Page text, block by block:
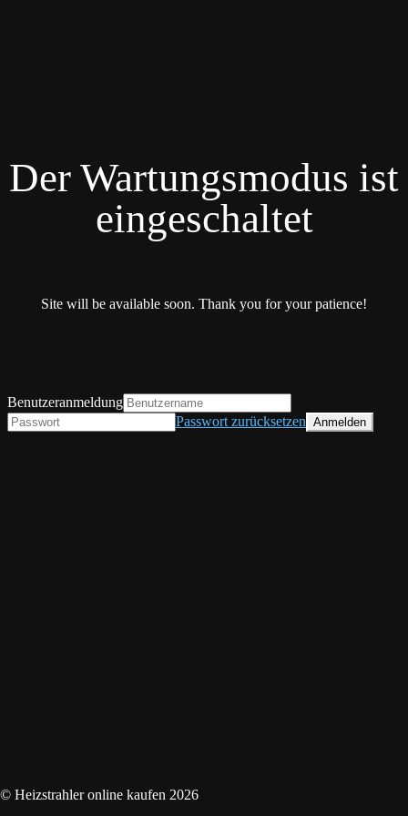
Der Wartungsmodus ist
eingeschaltet
Site will be available soon. Thank you for your patience!
© Heizstrahler online kaufen 2026
Benutzeranmeldung
Passwort zurücksetzen